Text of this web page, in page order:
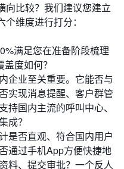
向比较？我们建议您建立
维度进行打分：
满足您在准备阶段梳理
度如何？
企业至关重要。它能否与
实现消息提醒、客户群管
国内主流的呼叫中心、
成？
是否直观、符合国内用户
通过手机App方便快捷地
料、提交审批？一个反人